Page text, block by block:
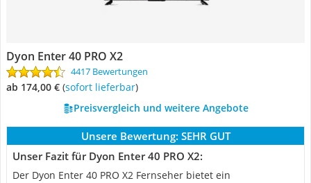
Dyon Enter 40 PRO X2
4417 Bewertungen
ab 174,00 € ( Sofort lieferbar)
Preisvergleich und weitere Angebote
Unsere Bewertung: SEHR GUT
Unser Fazit für Dyon Enter 40 PRO X2:
Der Dyon Enter 40 PRO X2 Fernseher bietet ein